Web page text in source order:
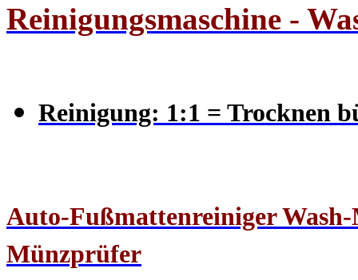
Reinigungsmaschine -
Reinigung: 1:1 = Trocknen
Auto-Fußmattenreiniger
Münzprüfer